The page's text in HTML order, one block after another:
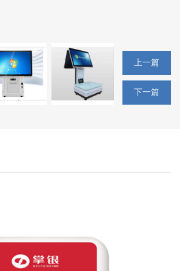
上一篇
下一篇